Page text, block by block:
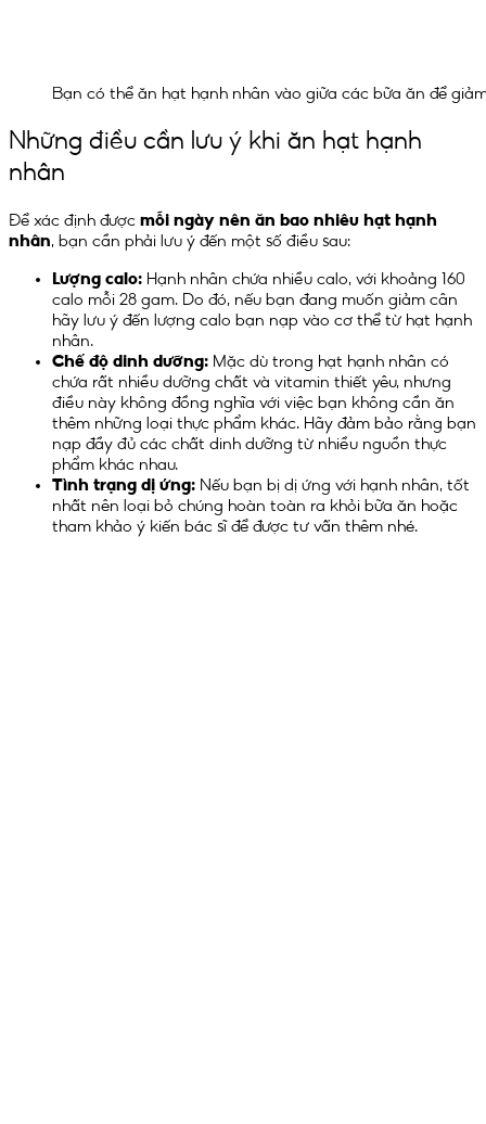
Bạn có thể ăn hạt hạnh nhân vào giữa các bữa ăn để
Những điều cần lưu ý khi ăn hạt hạnh
nhân
Để xác định được mỗi ngày nên ăn bao nhiêu hạt hạnh
nhân , bạn cần phải lưu ý đến một số điều sau:
Lượng calo: Hạnh nhân chứa nhiều calo, với khoảng 160
calo mỗi 28 gam. Do đó, nếu bạn đang muốn giảm cân
hãy lưu ý đến lượng calo bạn nạp vào cơ thể từ hạt hạnh
nhân.
Chế độ dinh dưỡng: Mặc dù trong hạt hạnh nhân có
chứa rất nhiều dưỡng chất và vitamin thiết yêu, nhưng
điều này không đồng nghĩa với việc bạn không cần ăn
thêm những loại thực phẩm khác. Hãy đảm bảo rằng bạn
nạp đầy đủ các chất dinh dưỡng từ nhiều nguồn thực
phẩm khác nhau.
Tình trạng dị ứng: Nếu bạn bị dị ứng với hạnh nhân, tốt
nhất nên loại bỏ chúng hoàn toàn ra khỏi bữa ăn hoặc
tham khảo ý kiến ​​​​bác sĩ để được tư vấn thêm nhé.